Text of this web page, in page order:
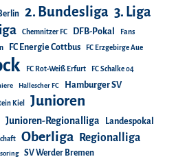
2. Bundesliga 3. Liga
Chemnitzer FC DFB-Pokal Fans
FC Energie Cottbus FC Erzgebirge Aue
FC Rot-Weiß Erfurt FC Schalke 04
Hallescher FC Hamburger SV
Kiel Junioren
Junioren-Regionalliga
Landespokal
Oberliga Regionalliga
SV Werder Bremen